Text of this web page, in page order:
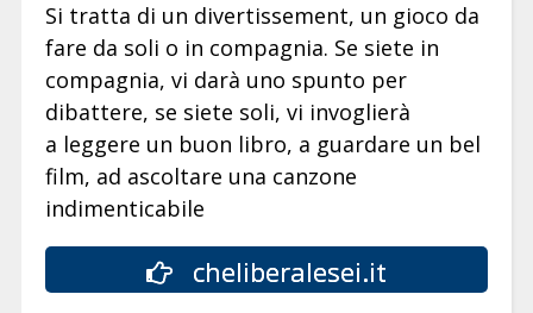
Si tratta di un divertissement, un gioco da
fare da soli o in compagnia. Se siete in
compagnia, vi darà uno spunto per
dibattere, se siete soli, vi invoglierà
a leggere un buon libro, a guardare un bel
film, ad ascoltare una canzone
indimenticabile
cheliberalesei.it